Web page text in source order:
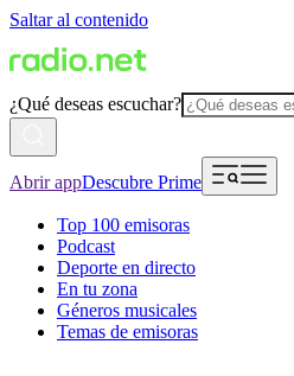
Saltar al contenido
¿Qué deseas escuchar?
Abrir appDescubre Prime
Top 100 emisoras
Podcast
Deporte en directo
En tu zona
Géneros musicales
Temas de emisoras